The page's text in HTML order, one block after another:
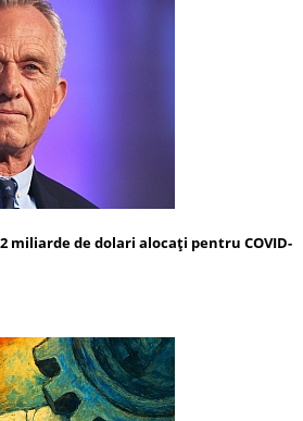
miliarde de dolari alocați pentru COVID-